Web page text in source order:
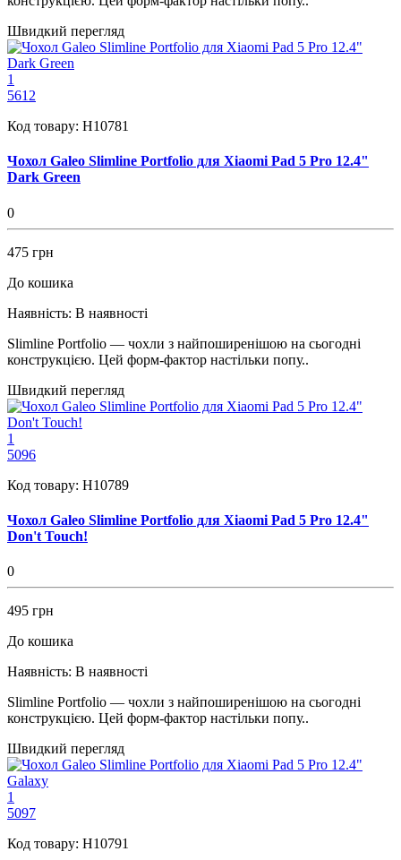
Швидкий перегляд
1
5612
Код товару: H10781
Чохол Galeo Slimline Portfolio для Xiaomi Pad 5 Pro 12.4"
Dark Green
0
475 грн
До кошика
Наявність: В наявності
Slimline Portfolio — чохли з найпоширенішою на сьогодні
конструкцією. Цей форм-фактор настільки попу..
Швидкий перегляд
1
5096
Код товару: H10789
Чохол Galeo Slimline Portfolio для Xiaomi Pad 5 Pro 12.4"
Don't Touch!
0
495 грн
До кошика
Наявність: В наявності
Slimline Portfolio — чохли з найпоширенішою на сьогодні
конструкцією. Цей форм-фактор настільки попу..
Швидкий перегляд
1
5097
Код товару: H10791